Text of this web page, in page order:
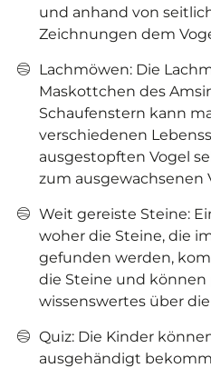
und anhand von
Zeichnungen dem
Lachmöwen: Die
Maskottchen des
Schaufenstern kann
verschiedenen
ausgestopften Vogel
zum ausgewachsenen
Weit gereiste Steine:
woher die Steine, die
gefunden werden,
die Steine und
wissenswertes über
Quiz: Die Kinder
ausgehändigt